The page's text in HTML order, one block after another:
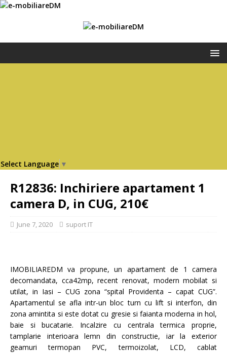
Select Language ▼
R12836: Inchiriere apartament 1
camera D, in CUG, 210€
June 7, 2020 suport IT
IMOBILIAREDM va propune, un apartament de 1 camera
decomandata, cca42mp, recent renovat, modern mobilat si
utilat, in Iasi – CUG zona “spital Providenta – capat CUG”.
Apartamentul se afla intr-un bloc turn cu lift si interfon, din
zona amintita si este dotat cu gresie si faianta moderna in hol,
baie si bucatarie. Incalzire cu centrala termica proprie,
tamplarie interioara lemn din constructie, iar la exterior
geamuri termopan PVC, termoizolat, LCD, cablat